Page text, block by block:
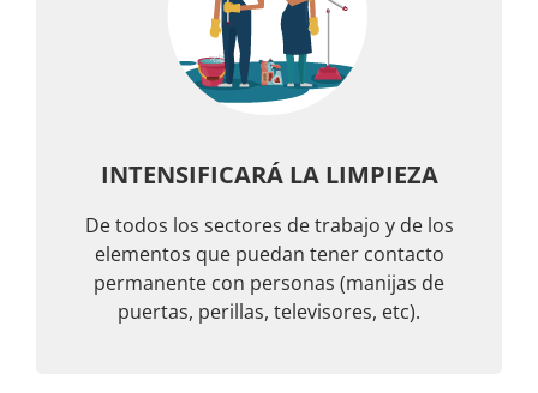
INTENSIFICARÁ LA LIMPIEZA
De todos los sectores de trabajo y de los
elementos que puedan tener contacto
permanente con personas (manijas de
puertas, perillas, televisores, etc).